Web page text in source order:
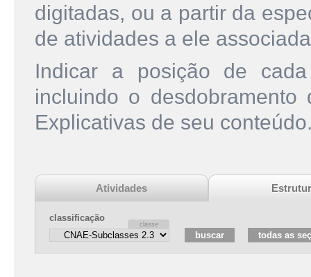
digitadas, ou a partir da
de atividades a ele
Indicar a posição de
incluindo o
Explicativas de seu
Atividades
classificação